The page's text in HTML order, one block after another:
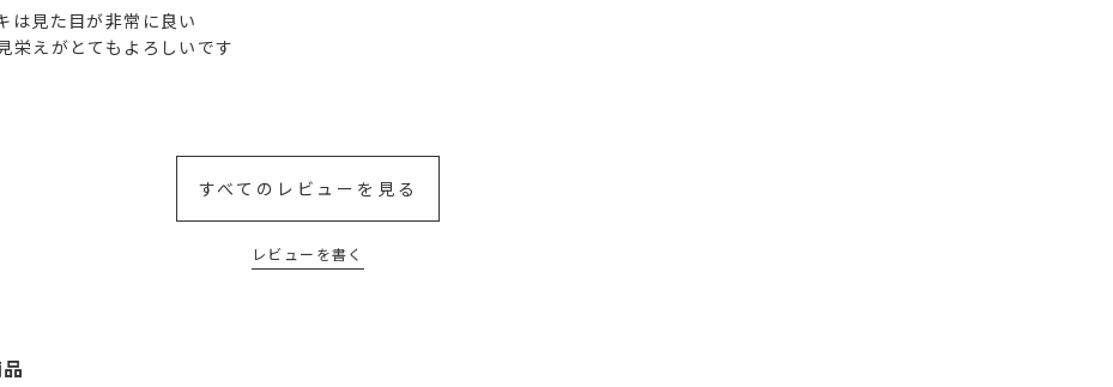
は見た目が非常に良い
栄えがとてもよろしいです
すべてのレビューを見る
レビューを書く